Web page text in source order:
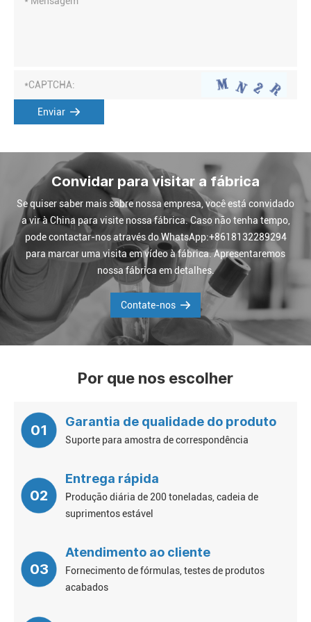
Enviar
Convidar para visitar a fábrica
Se quiser saber mais sobre nossa empresa, você está convidado
a vir à China para visite nossa fábrica. Caso não tenha tempo,
pode contactar-nos através do WhatsApp:+8618132289294
para marcar uma visita em vídeo à fábrica. Apresentaremos
nossa fábrica em detalhes.
Contate-nos
Por que nos escolher
01
Garantia de qualidade do produto
Suporte para amostra de correspondência
02
Entrega rápida
Produção diária de 200 toneladas, cadeia de
suprimentos estável
03
Atendimento ao cliente
Fornecimento de fórmulas, testes de produtos
acabados